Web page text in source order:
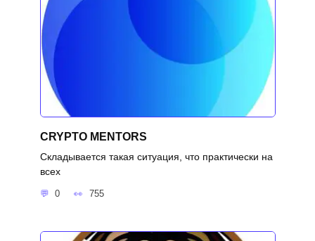
CRYPTO MENTORS
Складывается такая ситуация, что практически на
всех
0 755